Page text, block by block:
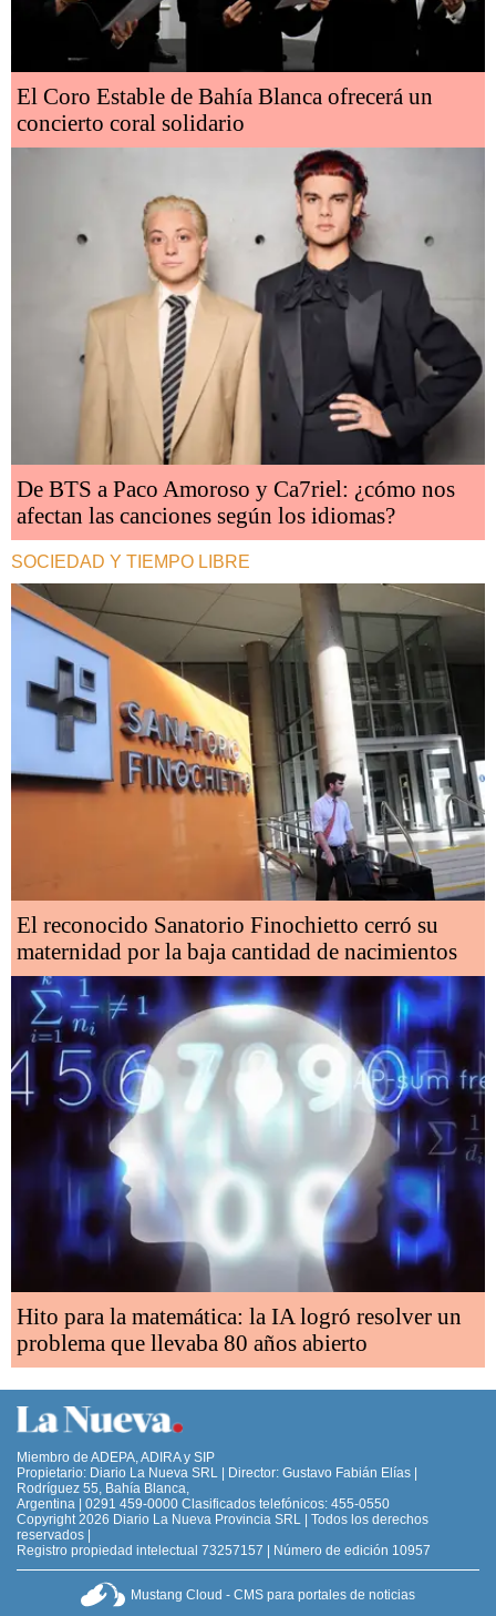
El Coro Estable de Bahía Blanca ofrecerá un
concierto coral solidario
De BTS a Paco Amoroso y Ca7riel: ¿cómo nos
afectan las canciones según los idiomas?
SOCIEDAD Y TIEMPO LIBRE
El reconocido Sanatorio Finochietto cerró su
maternidad por la baja cantidad de nacimientos
Hito para la matemática: la IA logró resolver un
problema que llevaba 80 años abierto
Miembro de ADEPA, ADIRA y SIP
Propietario: Diario La Nueva SRL | Director: Gustavo Fabián Elías |
Rodríguez 55, Bahía Blanca,
Argentina | 0291 459-0000 Clasificados telefónicos: 455-0550
Copyright 2026 Diario La Nueva Provincia SRL | Todos los derechos
reservados |
Registro propiedad intelectual 73257157 | Número de edición 10957
Mustang Cloud - CMS para portales de noticias